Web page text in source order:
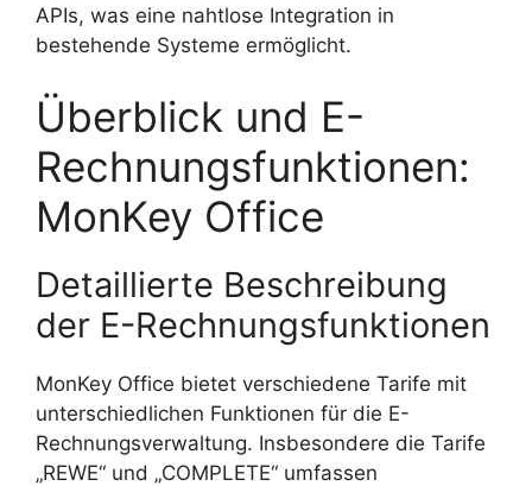
APIs, was eine nahtlose Integration in
bestehende Systeme ermöglicht.
Überblick und E-
Rechnungsfunktionen:
MonKey Office
Detaillierte Beschreibung
der E-Rechnungsfunktionen
MonKey Office bietet verschiedene Tarife mit
unterschiedlichen Funktionen für die E-
Rechnungsverwaltung. Insbesondere die Tarife
„REWE“ und „COMPLETE“ umfassen